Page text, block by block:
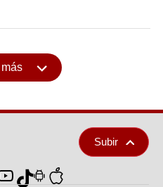
Subir